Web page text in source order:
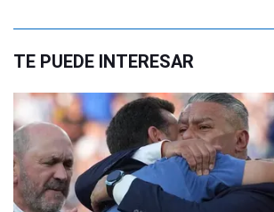
TE PUEDE INTERESAR